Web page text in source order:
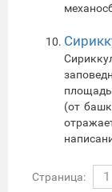
площадь
(от
Страница: 1